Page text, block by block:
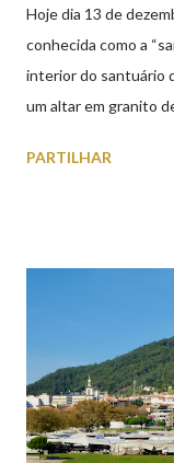
Hoje dia 13 de
conhecida como a
interior do santuário
um altar em granito
uma capela
A lenda que deu
protetora dos olhos:
Siracusa) conta que
sofreu perseguições
preferiu que lhe
Conta-se que os
PARTILHAR